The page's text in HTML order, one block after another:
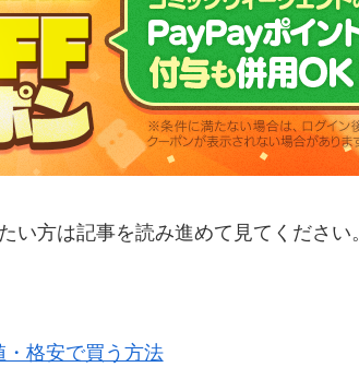
方は記事を読み進めて見てください。
格安で買う方法